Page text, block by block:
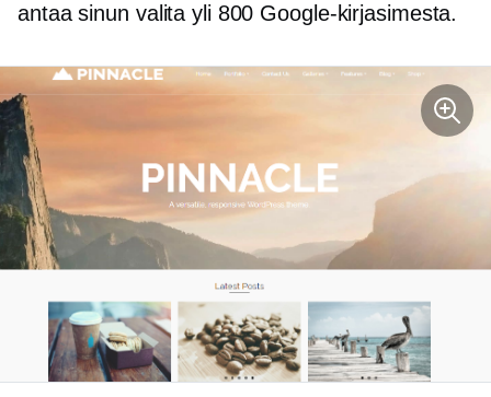
antaa sinun valita yli 800 Google-kirjasimesta.